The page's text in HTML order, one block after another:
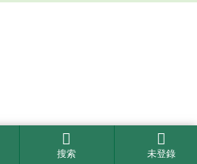
搜索 未登錄